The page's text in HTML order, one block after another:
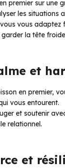
premier sur une
les
vous
la tête
et
en premier,
vous entourent.
et soutenir
relationnel.
et